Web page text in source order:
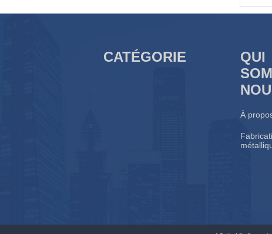
CATÉGORIE
QUI
À